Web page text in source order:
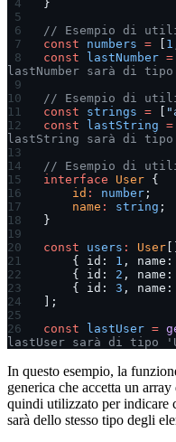
}
// Esempio di
const numbers = 1
const lastNumber =
lastNumber sarà di tipo
// Esempio di
const strings =
const lastString =
lastString sarà di
// Esempio di
interface User {
    id
: number ;
    name
: string ;
}
const users : User
    { id:
1 , name:
    { id:
2 , name:
    { id:
3 , name:
];
const lastUser =
lastUser sarà di tipo
In questo esempio, la
generica che accetta un
quindi utilizzato per indicare
sarà dello stesso tipo degli